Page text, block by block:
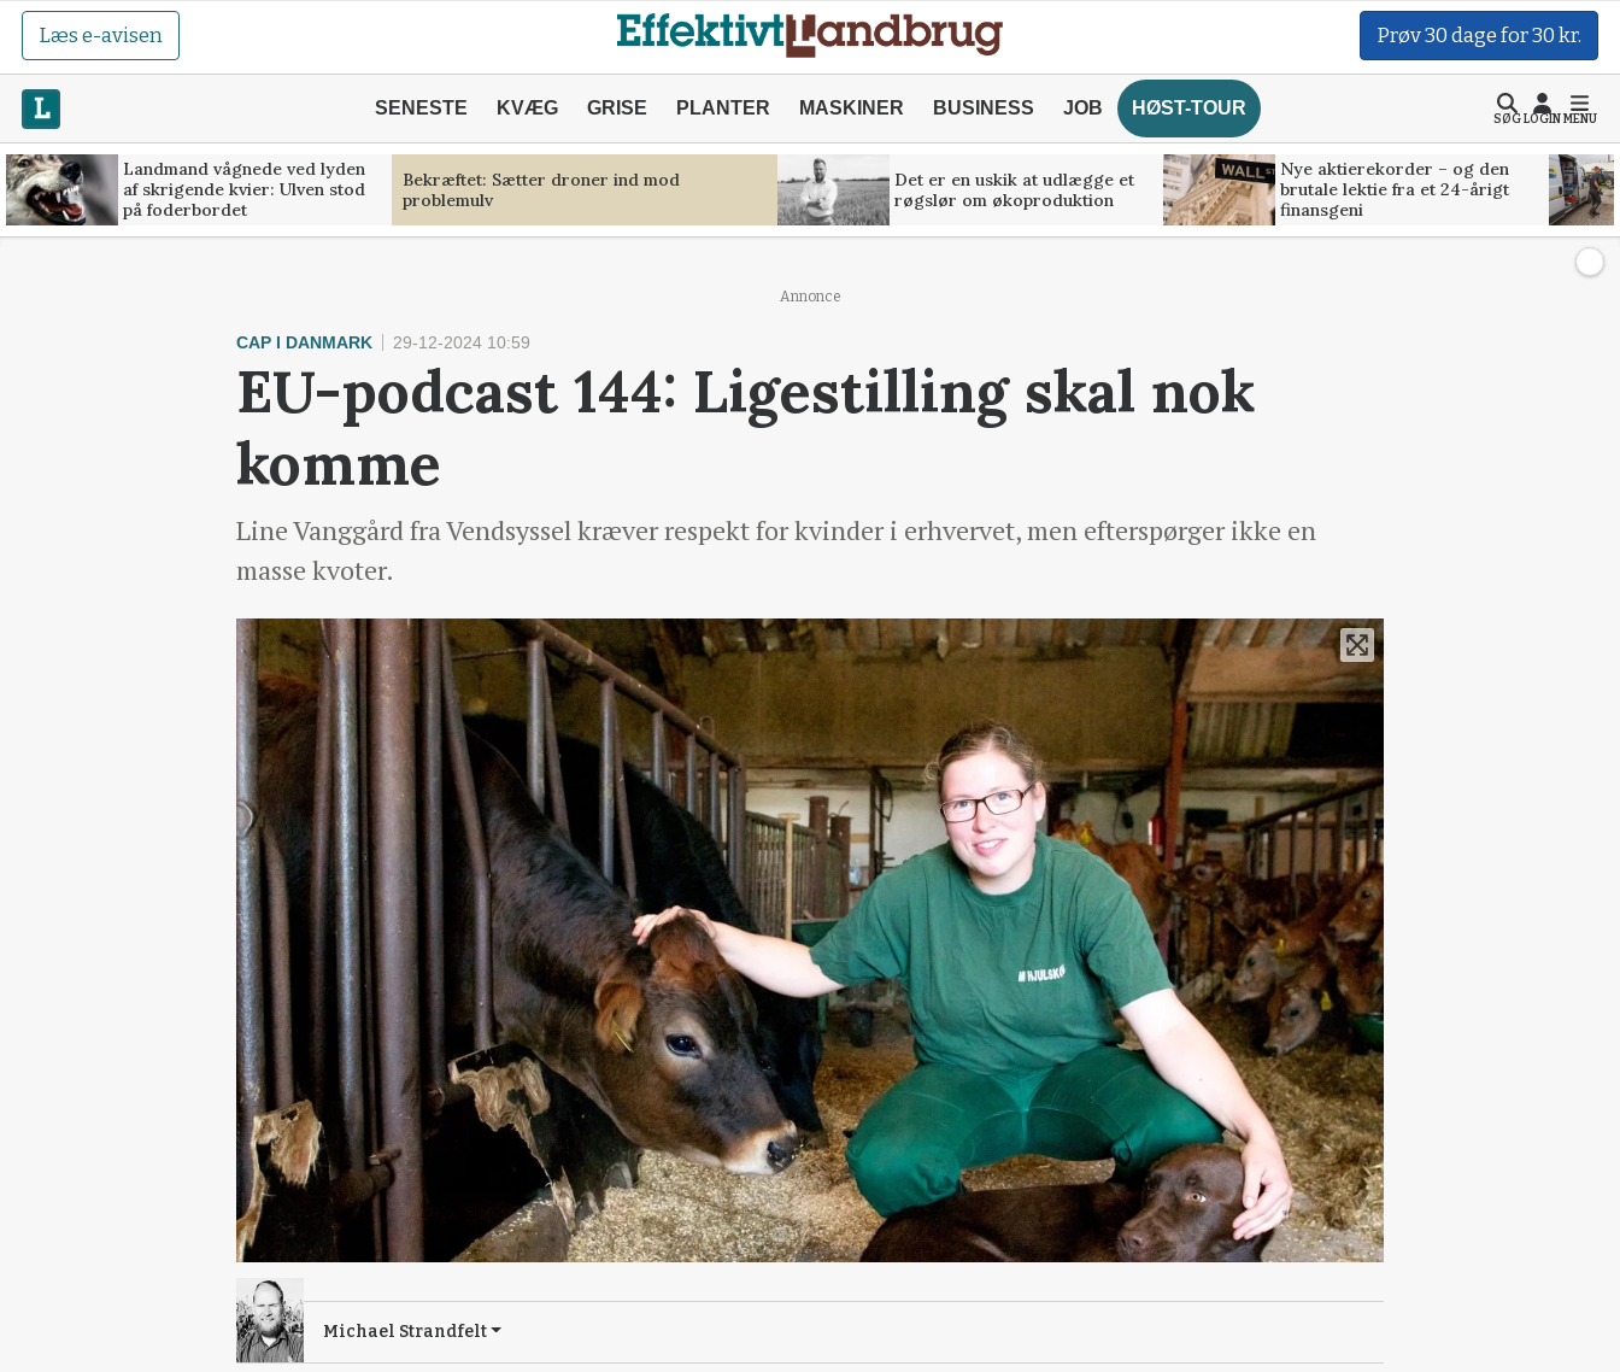
Læs e-avisen Prøv 30 dage for 30 kr.
SENESTE KVÆG GRISE PLANTER MASKINER BUSINESS JOB HØST-TOUR
SØGLOGINMENU
Landmand vågnede ved lyden
af skrigende kvier: Ulven stod
på foderbordet
Bekræftet: Sætter droner ind mod
problemulv
Det er en uskik at udlægge et
røgslør om økoproduktion
Nye aktierekorder – og den
brutale lektie fra et 24-årigt
finansgeni
Annonce
CAP I DANMARK 29-12-2024 10:59
EU-podcast 144: Ligestilling skal nok
komme
Line Vanggård fra Vendsyssel kræver respekt for kvinder i erhvervet, men efterspørger ikke en
masse kvoter.
Michael Strandfelt